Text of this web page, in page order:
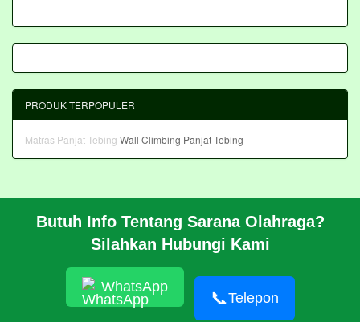
Butuh Info Tentang Sarana Olahraga?
Silahkan Hubungi Kami
WhatsApp
📞Telepon
PRODUK TERPOPULER
Matras Panjat Tebing Wall Climbing Panjat Tebing
CARA PESAN
HUBUNGI KAMI
Pembangunan Wall Climbing Di PPLP Banten